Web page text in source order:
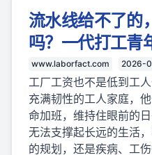
流水线给不了的
吗？一代打工青
www.laborfact.com 2026-
工厂工资也不是低到工
充满韧性的工人家庭，
命加班，维持住眼前的
无法支撑起长远的生活
的规划，还是疾病、工